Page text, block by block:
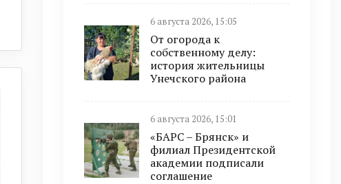
6 августа 2026, 15:05
От огорода к
собственному делу:
история жительницы
Унечского района
6 августа 2026, 15:01
«БАРС – Брянск» и
филиал Президентской
академии подписали
соглашение